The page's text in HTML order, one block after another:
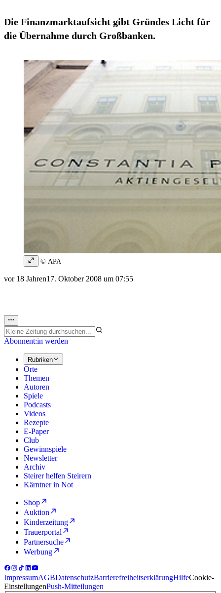
Die Finanzmarktaufsicht gibt Gründes Licht für
die Übernahme durch Großbanken.
© APA
vor 18 Jahren17. Oktober 2008 um 07:55
Abonnent:in werden
Rubriken
Orte
Themen
Autoren
Spiele
Podcasts
Videos
Rezepte
E-Paper
Club
Gewinnspiele
Newsletter
Archiv
Steirer helfen Steirern
Kärntner in Not
Shop
Auktion
Kinderzeitung
Trauerportal
Partnersuche
Werbung
ImpressumAGBDatenschutzBarrierefreiheitserklärungHilfeCookie-
EinstellungenPush-Mitteilungen